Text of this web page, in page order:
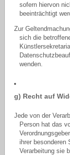
sofern hiervon
beeinträchtigt
Zur
sich die
wenden.
g) Recht auf
Jede von der
Person hat das
ihrer besonderen
Verarbeitung sie